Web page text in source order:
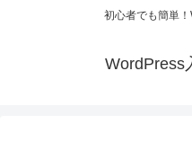
初心者でも簡単
WordPress